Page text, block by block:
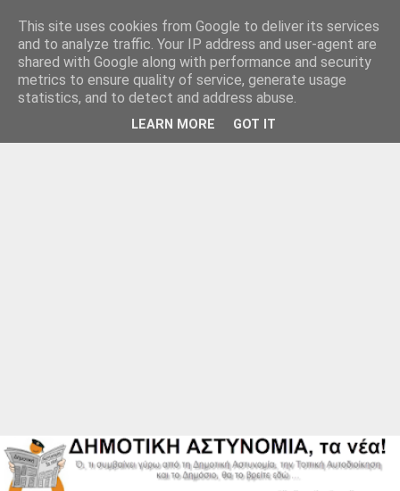
This site uses cookies from Google to deliver its services
and to analyze traffic. Your IP address and user-agent are
shared with Google along with performance and security
metrics to ensure quality of service, generate usage
statistics, and to detect and address abuse.
LEARN MORE GOT IT